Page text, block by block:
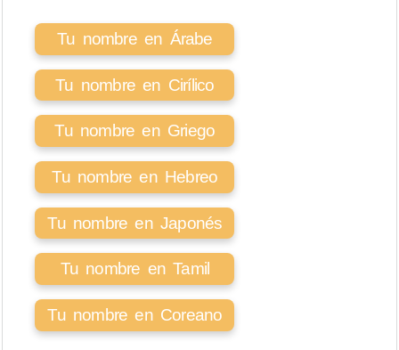
Tu nombre en Árabe
Tu nombre en Cirílico
Tu nombre en Griego
Tu nombre en Hebreo
Tu nombre en Japonés
Tu nombre en Tamil
Tu nombre en Coreano